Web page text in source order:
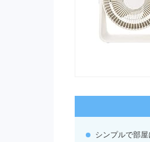
シンプルで部